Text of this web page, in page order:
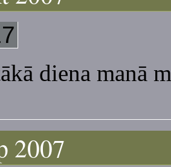
diena manā
2007